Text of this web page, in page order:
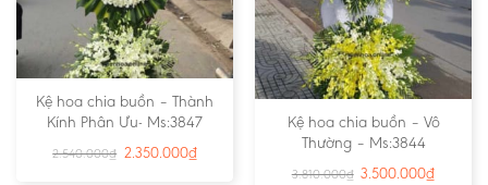
Kệ hoa chia buồn – Thành
Kính Phân Ưu- Ms:3847
2.540.000₫ 2.350.000₫
Kệ hoa chia buồn – Vô
Thường – Ms:3844
3.810.000₫ 3.500.000₫